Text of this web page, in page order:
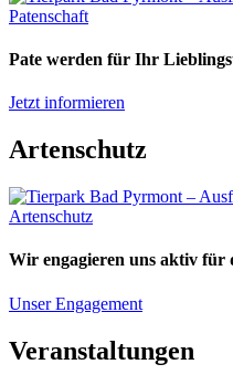
Pate werden für Ihr
Jetzt informieren
Artenschutz
Wir engagieren uns aktiv für
Unser Engagement
Veranstaltungen